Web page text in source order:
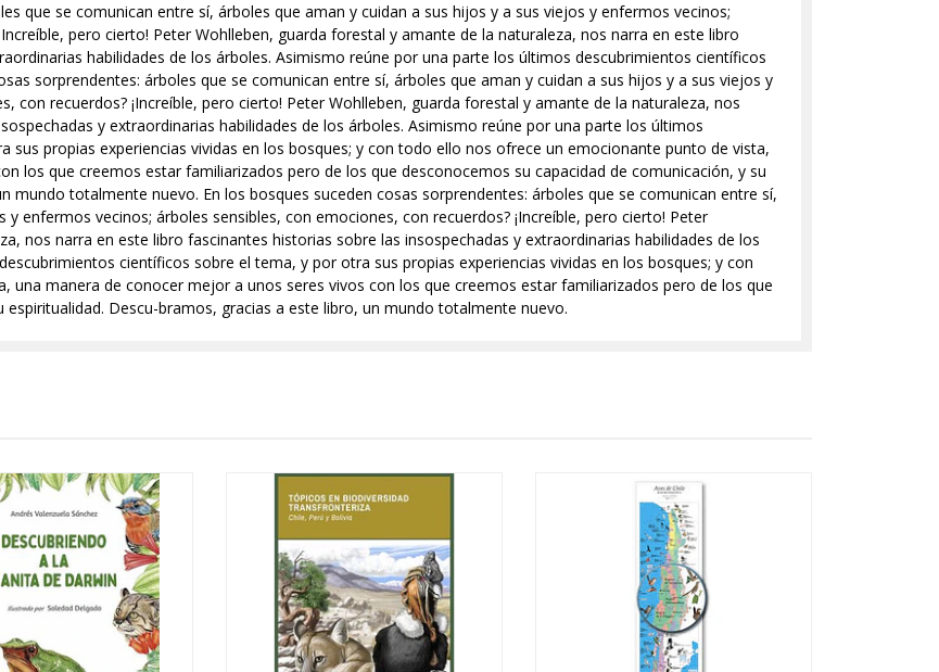
que se comunican entre sí, árboles que aman y cuidan a sus hijos y a sus viejos y enfermos vecinos;
pero cierto! Peter Wohlleben, guarda forestal y amante de la naturaleza, nos narra en este libro
habilidades de los árboles. Asimismo reúne por una parte los últimos descubrimientos científicos
sorprendentes: árboles que se comunican entre sí, árboles que aman y cuidan a sus hijos y a sus viejos y
con recuerdos? ¡Increíble, pero cierto! Peter Wohlleben, guarda forestal y amante de la naturaleza, nos
y extraordinarias habilidades de los árboles. Asimismo reúne por una parte los últimos
propias experiencias vividas en los bosques; y con todo ello nos ofrece un emocionante punto de vista,
los que creemos estar familiarizados pero de los que desconocemos su capacidad de comunicación, y su
mundo totalmente nuevo. En los bosques suceden cosas sorprendentes: árboles que se comunican entre sí,
enfermos vecinos; árboles sensibles, con emociones, con recuerdos? ¡Increíble, pero cierto! Peter
nos narra en este libro fascinantes historias sobre las insospechadas y extraordinarias habilidades de los
científicos sobre el tema, y por otra sus propias experiencias vividas en los bosques; y con
manera de conocer mejor a unos seres vivos con los que creemos estar familiarizados pero de los que
Descu-bramos, gracias a este libro, un mundo totalmente nuevo.